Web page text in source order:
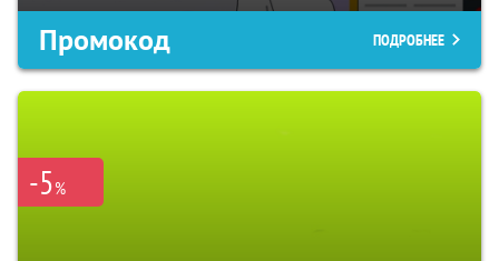
Промокод ПОДРОБНЕЕ
-5%